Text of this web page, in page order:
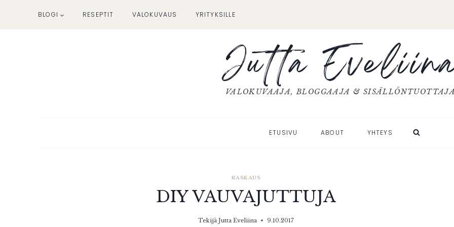
BLOGI RESEPTIT VALOKUVAUS YRITYKSILLE
Jutta
VALOKUVAAJA, BLOGGAAJA &
ETUSIVU ABOUT YHTEYS
RASKAUS
DIY VAUVAJUTTUJA
Tekijä Jutta Eveliina 9.10.2017